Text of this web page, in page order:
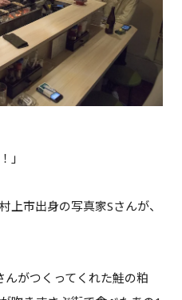
」
上市出身の写真家Sさんが、
がつくってくれた鮭の粕